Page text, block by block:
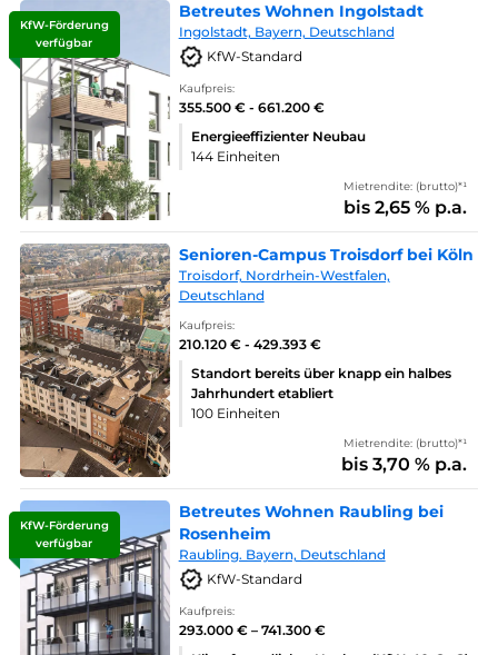
KfW-Förderung
verfügbar
Betreutes Wohnen Ingolstadt
Ingolstadt, Bayern, Deutschland
KfW-Standard
Kaufpreis:
355.500 € - 661.200 €
Energieeffizienter Neubau
144 Einheiten
Mietrendite: (brutto)*¹
bis 2,65 % p.a.
Senioren-Campus Troisdorf bei Köln
Troisdorf, Nordrhein-Westfalen,
Deutschland
Kaufpreis:
210.120 € - 429.393 €
Standort bereits über knapp ein halbes
Jahrhundert etabliert
100 Einheiten
Mietrendite: (brutto)*¹
bis 3,70 % p.a.
KfW-Förderung
verfügbar
Betreutes Wohnen Raubling bei
Rosenheim
Raubling. Bayern, Deutschland
KfW-Standard
Kaufpreis:
293.000 € – 741.300 €